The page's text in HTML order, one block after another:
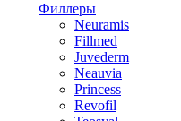
Филлеры
Neuramis
Fillmed
Juvederm
Neauvia
Princess
Revofil